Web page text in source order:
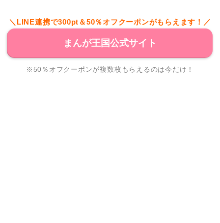
＼LINE連携で300pt＆50％オフクーポンがもらえます！／
まんが王国公式サイト
※50％オフクーポンが複数枚もらえるのは今だけ！